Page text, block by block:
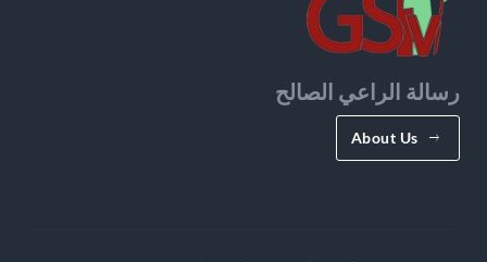
رسالة الراعي الصالح
About Us